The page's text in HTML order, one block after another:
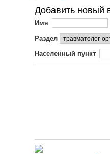
Добавить новый
Имя
Раздел
Населенный пункт